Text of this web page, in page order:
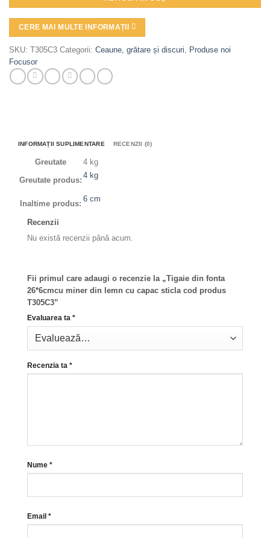
CERE MAI MULTE INFORMAȚII
SKU: T305C3 Categorii: Ceaune, grătare și discuri, Produse noi
Focusor
INFORMAȚII SUPLIMENTARE RECENZII (0)
Greutate
4 kg
Greutate produs:
4 kg
Inaltime produs:
6 cm
Recenzii
Nu există recenzii până acum.
Fii primul care adaugi o recenzie la „Tigaie din fonta
26*6cmcu miner din lemn cu capac sticla cod produs
T305C3”
Evaluarea ta *
Recenzia ta *
Nume *
Email *